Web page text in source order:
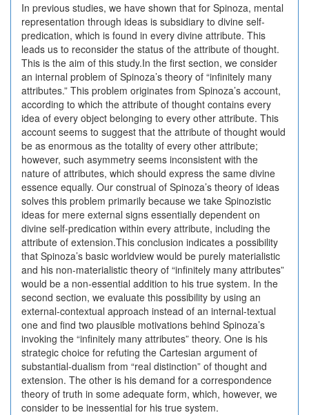
In previous studies, we have shown that for Spinoza, mental
representation through ideas is subsidiary to divine self-
predication, which is found in every divine attribute. This
leads us to reconsider the status of the attribute of thought.
This is the aim of this study.In the first section, we consider
an internal problem of Spinoza’s theory of “infinitely many
attributes.” This problem originates from Spinoza’s account,
according to which the attribute of thought contains every
idea of every object belonging to every other attribute. This
account seems to suggest that the attribute of thought would
be as enormous as the totality of every other attribute;
however, such asymmetry seems inconsistent with the
nature of attributes, which should express the same divine
essence equally. Our construal of Spinoza’s theory of ideas
solves this problem primarily because we take Spinozistic
ideas for mere external signs essentially dependent on
divine self-predication within every attribute, including the
attribute of extension.This conclusion indicates a possibility
that Spinoza’s basic worldview would be purely materialistic
and his non-materialistic theory of “infinitely many attributes”
would be a non-essential addition to his true system. In the
second section, we evaluate this possibility by using an
external-contextual approach instead of an internal-textual
one and find two plausible motivations behind Spinoza’s
invoking the “infinitely many attributes” theory. One is his
strategic choice for refuting the Cartesian argument of
substantial-dualism from “real distinction” of thought and
extension. The other is his demand for a correspondence
theory of truth in some adequate form, which, however, we
consider to be inessential for his true system.